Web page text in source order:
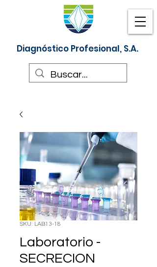
Diagnóstico Profesional, S.A.
SKU: LAB13-18
Laboratorio -
SECRECION